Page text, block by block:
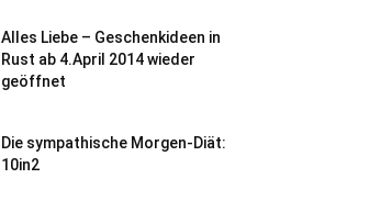
Alles Liebe – Geschenkideen in
Rust ab 4.April 2014 wieder
geöffnet
Die sympathische Morgen-Diät:
10in2